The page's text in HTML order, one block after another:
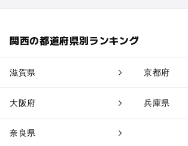
関西の都道府県別ランキング
滋賀県 京都府
大阪府 兵庫県
奈良県